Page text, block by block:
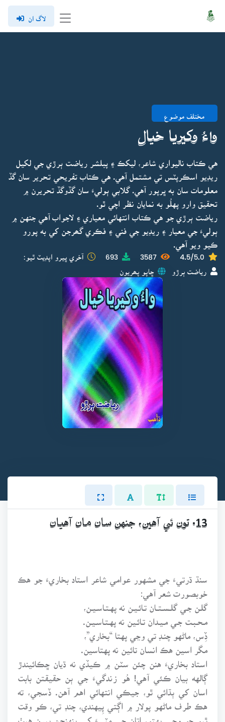
لاگ ان
مختلف موضوع
واءُ وکيريا خيال
هي ڪتاب ناليواري شاعر، ليکڪ ۽ پبلشر رياضت ٻرڙي جي لکيل
ريڊيو اسڪرپٽس تي مشتمل آهي. هي ڪتاب تفريحي تحرير سان گڏ
معلومات سان به ڀرپور آهي. گلابي ٻوليءَ سان گڏوگڏ تحريرن ۾
تحقيق وارو پهلُو به نمايان نظر اچي ٿو.
رياضت ٻرڙي جو هي ڪتاب انتهائي معياري ۽ لاجواب آهي جنهن ۾
ٻوليءَ جي معيار ۽ ريڊيو جي فني ۽ فڪري گھرجن کي به پورو
ڪيو ويو آهي.
4.5/5.0
3587
693 آخري ڀيرو اپڊيٽ ٿيو:
رياضت ٻرڙو ڇاپو پھريون
13. تون ئي آهين، جنهن سان مان آهيان
سنڌ ڌرتيءَ جي مشهور عوامي شاعر استاد بخاريءَ جو هڪ
خوبصورت شعر آهي:
گلـن جـي گلــسـتــان تـائـيـن نه پهـتـاسـيـن،
مـحـبـت جـي مـيـدان تـائـين نه پهـتـاسـيـن.
ڏِس، ماڻهو چنـڊ تي وڃي پهتا “بخاري”،
مگر اسين هڪ انسان تائين نه پهتاسين.
استاد بخاريءَ هنن چئن سٽن ۾ ڪيڏي نه ڌيان ڇڪائيندڙ
ڳالهه بيان ڪئي آهي! هُو زندگيءَ جي ٻن حقيقتن بابت
اسان کي ٻڌائي ٿو، جيڪي انتهائي اهم آهن. ڏسجي، ته
هڪ طرف ماڻهو پولار ۾ اڳتي پِيهندي، چنڊ تي، ڪو وقت
ٿيو جو وڃي پهتو، اتان جي مٽيءَ کي پنهنجن پيرن هيٺ